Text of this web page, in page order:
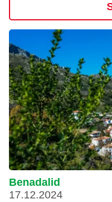
Benadalid
17.12.2024